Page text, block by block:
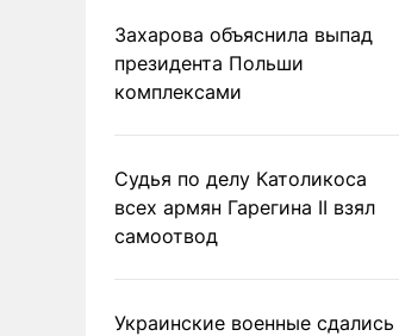
Захарова объяснила выпад
президента Польши
комплексами
Судья по делу Католикоса
всех армян Гарегина II взял
самоотвод
Украинские военные сдались